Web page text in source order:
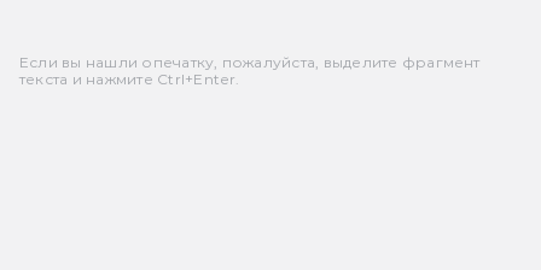
Если вы нашли опечатку, пожалуйста, выделите фрагмент
текста и нажмите Ctrl+Enter.